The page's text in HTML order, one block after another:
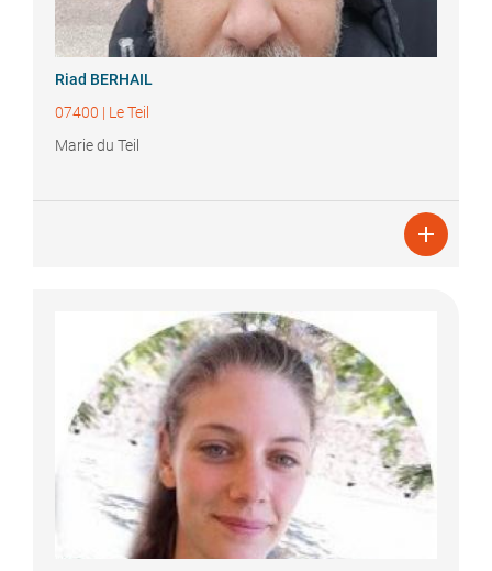
Riad BERHAIL
07400 | Le Teil
Marie du Teil
